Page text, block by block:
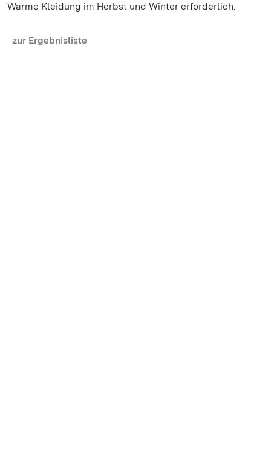
Warme Kleidung im Herbst und Winter erforderlich.
zur Ergebnisliste